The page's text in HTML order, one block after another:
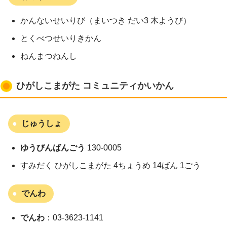
かんないせいりび（まいつき だい3 木ようび）
とくべつせいりきかん
ねんまつねんし
ひがしこまがた コミュニティかいかん
じゅうしょ
ゆうびんばんごう 130-0005
すみだく ひがしこまがた 4ちょうめ 14ばん 1ごう
でんわ
でんわ ：03-3623-1141